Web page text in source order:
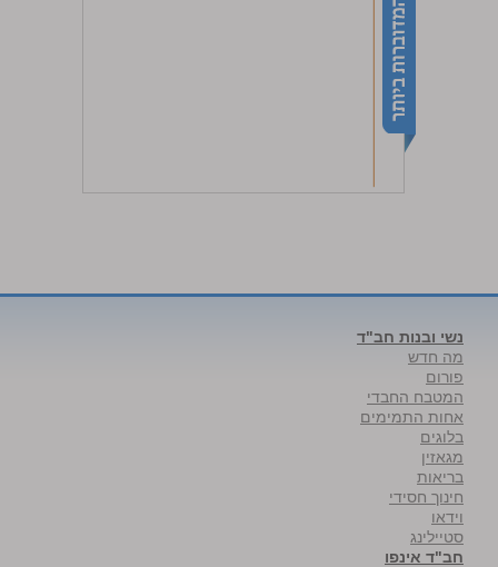
נשי ובנות חב"ד
מה חדש
פורום
המטבח החבדי
אחות התמימים
בלוגים
מגאזין
בריאות
חינוך חסידי
וידאו
סטיילינג
חב"ד אינפו